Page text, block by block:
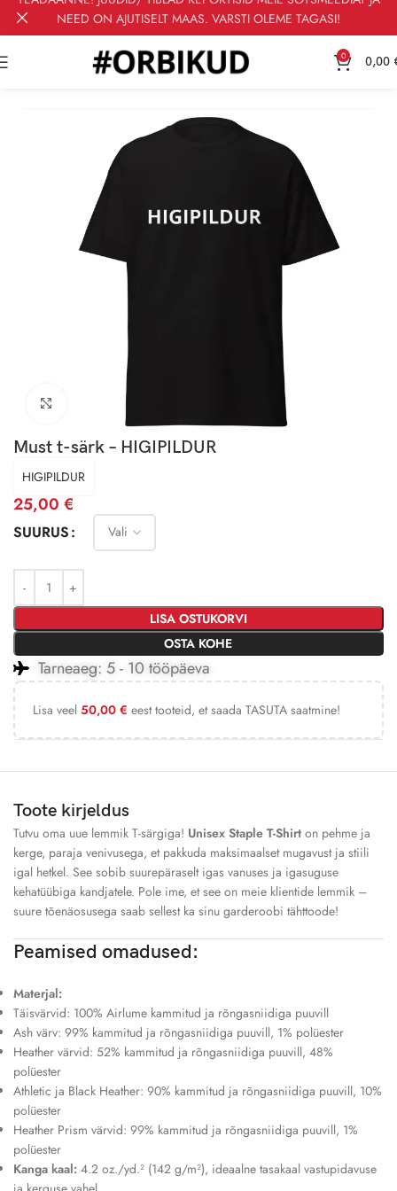
0 0,00
Click to enlarge
Must t-särk – HIGIPILDUR
HIGIPILDUR
25,00 €
SUURUS
LISA OSTUKORVI
OSTA KOHE
Tarneaeg: 5 - 10 tööpäeva
Lisa veel 50,00 € eest tooteid, et saada TASUTA saatmine!
Toote kirjeldus
Tutvu oma uue lemmik T-särgiga! Unisex Staple T-Shirt on pehme ja
kerge, paraja venivusega, et pakkuda maksimaalset mugavust ja stiili
igal hetkel. See sobib suurepäraselt igas vanuses ja igasuguse
kehatüübiga kandjatele. Pole ime, et see on meie klientide lemmik –
suure tõenäosusega saab sellest ka sinu garderoobi tähttoode!
Peamised omadused:
Materjal:
Täisvärvid: 100% Airlume kammitud ja rõngasniidiga puuvill
Ash värv: 99% kammitud ja rõngasniidiga puuvill, 1% polüester
Heather värvid: 52% kammitud ja rõngasniidiga puuvill, 48%
polüester
Athletic ja Black Heather: 90% kammitud ja rõngasniidiga puuvill, 10%
polüester
Heather Prism värvid: 99% kammitud ja rõngasniidiga puuvill, 1%
polüester
Kanga kaal: 4.2 oz./yd.² (142 g/m²), ideaalne tasakaal vastupidavuse
NEED ON AJUTISELT MAAS. VARSTI OLEME TAGASI!